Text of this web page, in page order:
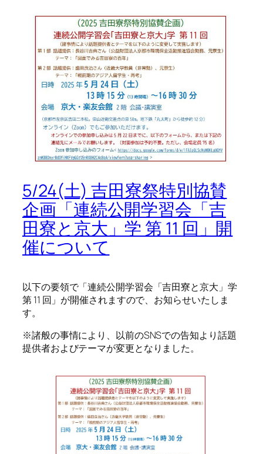
5/24(土) 吉田寮祭特別協賛
企画「連続公開学習会「吉
田寮と京大」学 第 11 回」開
催について
以下の要領で「連続公開学習会「吉田寮と京大」学
第 11 回」が開催されますので、お知らせいたしま
す。
※諸般の事情により、以前のSNSでの告知より話題
提供者およびテーマが変更となりました。